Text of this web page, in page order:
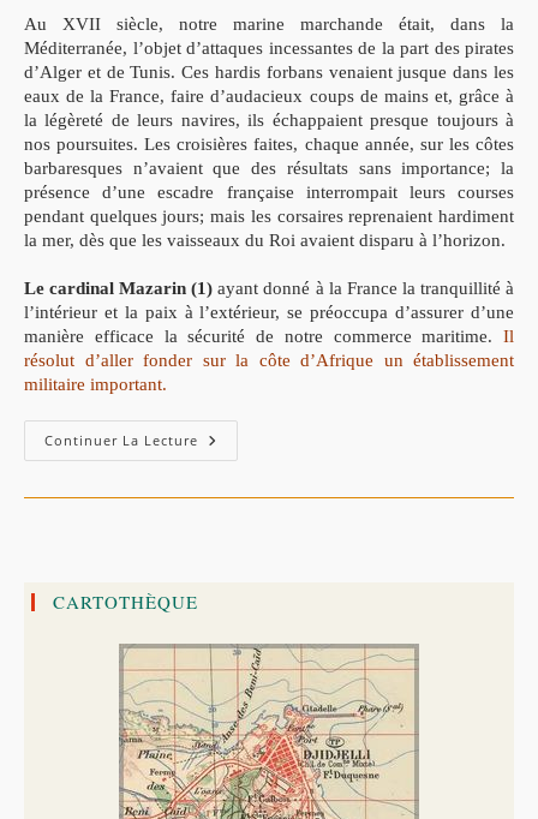
Au XVII siècle, notre marine marchande était, dans la
Méditerranée, l’objet d’attaques incessantes de la part des pirates
d’Alger et de Tunis. Ces hardis forbans venaient jusque dans les
eaux de la France, faire d’audacieux coups de mains et, grâce à
la légèreté de leurs navires, ils échappaient presque toujours à
nos poursuites. Les croisières faites, chaque année, sur les côtes
barbaresques n’avaient que des résultats sans importance; la
présence d’une escadre française interrompait leurs courses
pendant quelques jours; mais les corsaires reprenaient hardiment
la mer, dès que les vaisseaux du Roi avaient disparu à l’horizon.
Le cardinal Mazarin (1) ayant donné à la France la tranquillité à
l’intérieur et la paix à l’extérieur, se préoccupa d’assurer d’une
manière efficace la sécurité de notre commerce maritime. Il
résolut d’aller fonder sur la côte d’Afrique un établissement
militaire important.
Continuer La Lecture Première
Tentative
CARTOTHÈQUE